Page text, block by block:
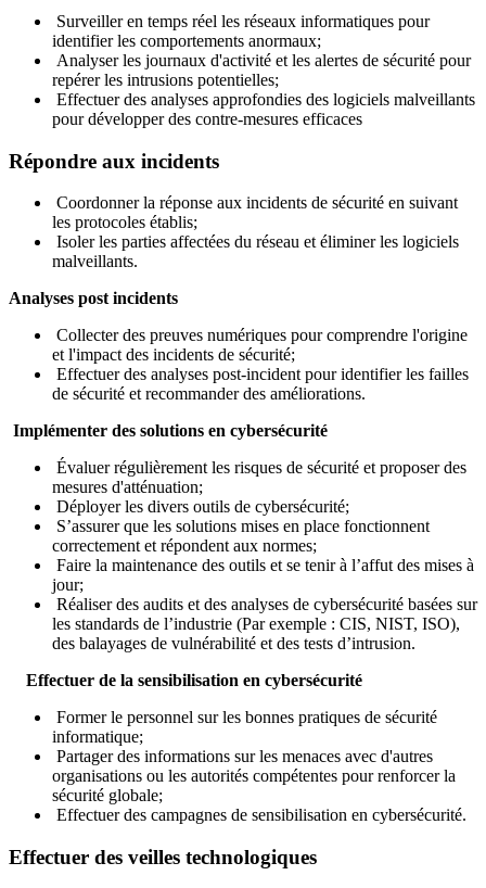
Surveiller en temps réel les réseaux informatiques pour
identifier les comportements anormaux;
Analyser les journaux d'activité et les alertes de sécurité pour
repérer les intrusions potentielles;
Effectuer des analyses approfondies des logiciels malveillants
pour développer des contre-mesures efficaces
Répondre aux incidents
Coordonner la réponse aux incidents de sécurité en suivant
les protocoles établis;
Isoler les parties affectées du réseau et éliminer les logiciels
malveillants.
Analyses post incidents
Collecter des preuves numériques pour comprendre l'origine
et l'impact des incidents de sécurité;
Effectuer des analyses post-incident pour identifier les failles
de sécurité et recommander des améliorations.
Implémenter des solutions en cybersécurité
Évaluer régulièrement les risques de sécurité et proposer des
mesures d'atténuation;
Déployer les divers outils de cybersécurité;
S’assurer que les solutions mises en place fonctionnent
correctement et répondent aux normes;
Faire la maintenance des outils et se tenir à l’affut des mises à
jour;
Réaliser des audits et des analyses de cybersécurité basées sur
les standards de l’industrie (Par exemple : CIS, NIST, ISO),
des balayages de vulnérabilité et des tests d’intrusion.
Effectuer de la sensibilisation en cybersécurité
Former le personnel sur les bonnes pratiques de sécurité
informatique;
Partager des informations sur les menaces avec d'autres
organisations ou les autorités compétentes pour renforcer la
sécurité globale;
Effectuer des campagnes de sensibilisation en cybersécurité.
Effectuer des veilles technologiques